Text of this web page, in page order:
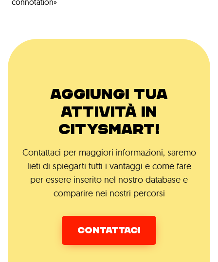
AGGIUNGI TUA
ATTIVITÀ IN
CITYSMART!
Contattaci per maggiori informazioni, saremo
lieti di spiegarti tutti i vantaggi e come fare
per essere inserito nel nostro database e
comparire nei nostri percorsi
CONTATTACI